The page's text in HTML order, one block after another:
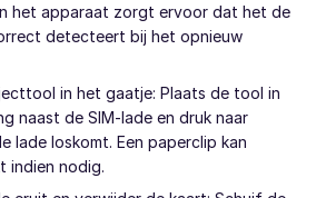
het apparaat zorgt ervoor dat het de
detecteert bij het opnieuw
in het gaatje: Plaats de tool in
naast de SIM-lade en druk naar
lade loskomt. Een paperclip kan
indien nodig.